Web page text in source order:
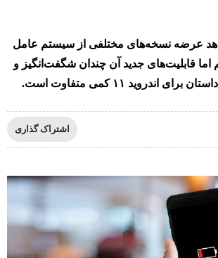
عرضه نسخه‌های مختلفی از سیستم عامل
اما قابلیت‌های جدید آن چندان شگفت‌انگیز و
اندروید ۱۱ کمی متفاوت است.
اشتراک گذاری